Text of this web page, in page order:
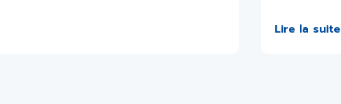
Lire la suite